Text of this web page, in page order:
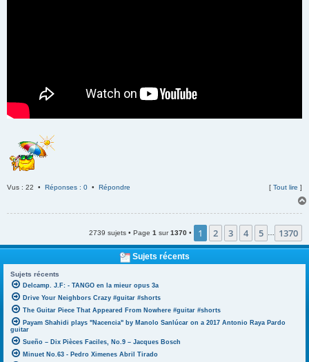
Vus : 22 • Réponses : 0 • Répondre [ Tout lire ]
2739 sujets • Page 1 sur1370 • 1 2 3 4 5 1370
Sujets récents
Sujets récents
Delcamp. J.F: - TANGO en la mieur opus 3a
Drive Your Neighbors Crazy #guitar #shorts
The Guitar Piece That Appeared From Nowhere #guitar #shorts
Payam Shahidi plays "Nacencia" by Manolo Sanlúcar on a 2017 Antonio Raya Pardo
guitar
Sueño – Dix Pièces Faciles, No.9 – Jacques Bosch
Minuet No.63 - Pedro Ximenes Abril Tirado